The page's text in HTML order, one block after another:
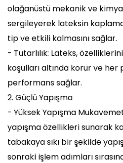
olağanüstü mekanik ve
sergileyerek lateksin
tip ve etkili kalmasını sağlar.
- Tutarlılık: Lateks,
koşulları altında korur ve
performans sağlar.
2. Güçlü Yapışma
- Yüksek Yapışma
yapışma özellikleri sunarak
tabakaya sıkı bir şekilde
sonraki işlem adımları